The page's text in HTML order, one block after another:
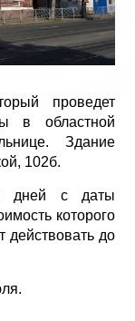
проведет
в областной
Здание
102б.
дней с даты
которого
действовать до